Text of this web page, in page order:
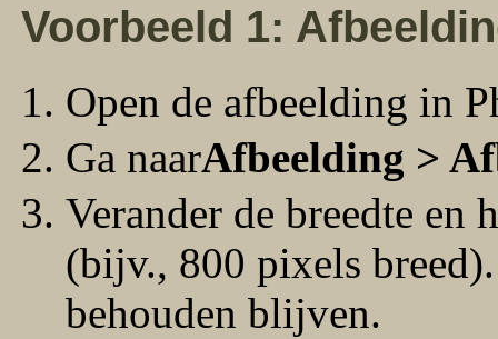
Voorbeeld 1:
Open de afbeelding in
Ga naarAfbeelding >
Verander de breedte en
(bijv., 800 pixels
behouden blijven.